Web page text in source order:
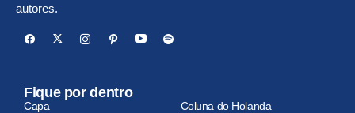
autores.
Fique por dentro
Capa
Coluna do Holanda